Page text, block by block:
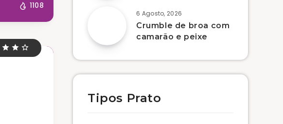
1108
6 Agosto, 2026
Crumble de broa com
camarão e peixe
Tipos Prato